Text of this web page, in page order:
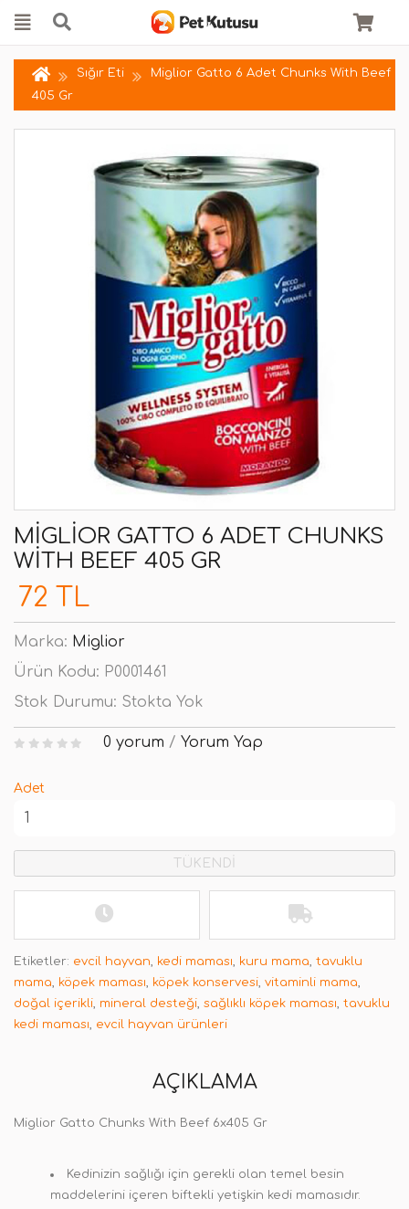
Sığır Eti
Miglior Gatto 6 Adet Chunks With Beef
405 Gr
MIGLIOR GATTO 6 ADET CHUNKS
WITH BEEF 405 GR
72 TL
Marka: Miglior
Ürün Kodu: P0001461
Stok Durumu: Stokta Yok
0 yorum / Yorum Yap
Adet
TÜKENDİ
Etiketler: evcil hayvan, kedi maması, kuru mama, tavuklu
mama, köpek maması, köpek konservesi, vitaminli mama,
doğal içerikli, mineral desteği, sağlıklı köpek maması, tavuklu
kedi maması, evcil hayvan ürünleri
AÇIKLAMA
Miglior Gatto Chunks With Beef 6x405 Gr
Kedinizin sağlığı için gerekli olan temel besin
maddelerini içeren biftekli yetişkin kedi mamasıdır.